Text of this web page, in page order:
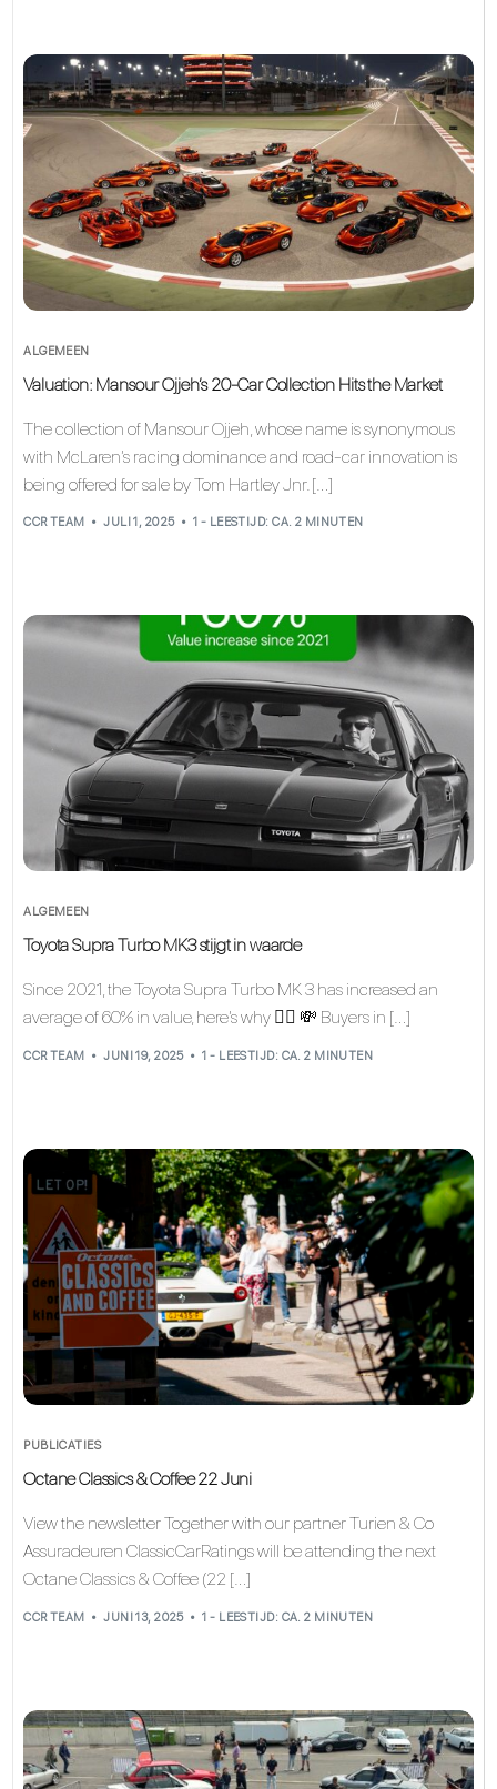
ALGEMEEN
Valuation: Mansour Ojjeh’s 20-Car Collection Hits the Market
The collection of Mansour Ojjeh, whose name is synonymous
with McLaren’s racing dominance and road‑car innovation is
being offered for sale by Tom Hartley Jnr. […]
CCR TEAM JULI 1, 2025 1 - LEESTIJD: CA. 2 MINUTEN
ALGEMEEN
Toyota Supra Turbo MK3 stijgt in waarde
Since 2021, the Toyota Supra Turbo MK 3 has increased an
average of 60% in value, here’s why 👇🏽 💸 Buyers in […]
CCR TEAM JUNI 19, 2025 1 - LEESTIJD: CA. 2 MINUTEN
PUBLICATIES
Octane Classics & Coffee 22 Juni
View the newsletter Together with our partner Turien & Co
Assuradeuren ClassicCarRatings will be attending the next
Octane Classics & Coffee (22 […]
CCR TEAM JUNI 13, 2025 1 - LEESTIJD: CA. 2 MINUTEN